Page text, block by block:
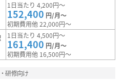
1日当たり 4,200円～
152,400 円/月～
初期費用他 22,000円～
1日当たり 4,500円～
161,400 円/月～
初期費用他 16,500円～
研修向け